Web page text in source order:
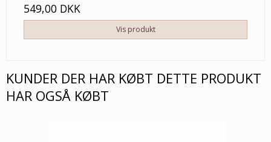
549,00 DKK
Vis produkt
KUNDER DER HAR KØBT DETTE PRODUKT
HAR OGSÅ KØBT